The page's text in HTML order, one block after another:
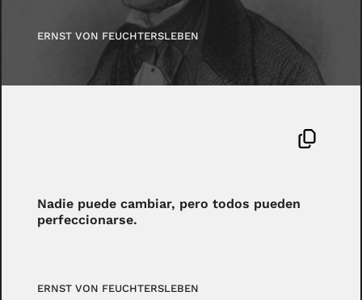
ERNST VON FEUCHTERSLEBEN
Nadie puede cambiar, pero todos pueden
perfeccionarse.
ERNST VON FEUCHTERSLEBEN